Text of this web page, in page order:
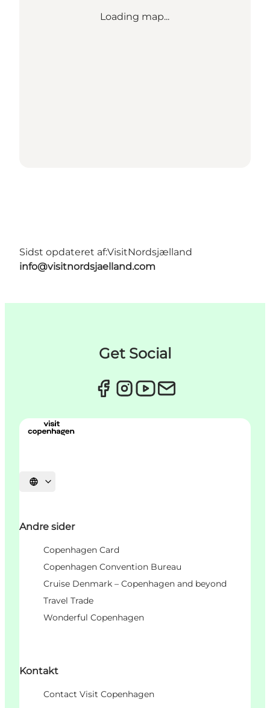
Loading map...
Sidst opdateret af:VisitNordsjælland
info@visitnordsjaelland.com
Get Social
Vælg sprog
Andre sider
Copenhagen Card
Copenhagen Convention Bureau
Cruise Denmark – Copenhagen and beyond
Travel Trade
Wonderful Copenhagen
Kontakt
Contact Visit Copenhagen